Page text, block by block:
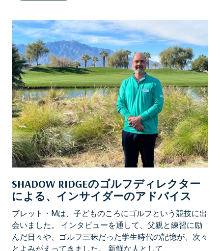
SHADOW RIDGEのゴルフディレクター
による、インサイダーのアドバイス
ブレット・Mは、子どものころにゴルフという競技に出
会いました。 インタビューを通して、父親と練習に励
んだ日々や、ゴルフ三昧だった学生時代の記憶が、次々
とよみがえってきました。 新鮮な人として、